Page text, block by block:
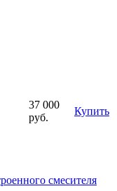
37 000
руб.
Купить
смесителя